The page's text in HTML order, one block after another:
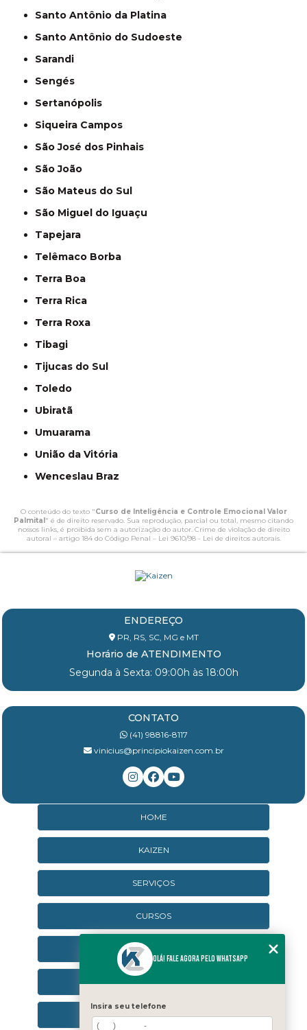
Santo Antônio da Platina
Santo Antônio do Sudoeste
Sarandi
Sengés
Sertanópolis
Siqueira Campos
São José dos Pinhais
São João
São Mateus do Sul
São Miguel do Iguaçu
Tapejara
Telêmaco Borba
Terra Boa
Terra Rica
Terra Roxa
Tibagi
Tijucas do Sul
Toledo
Ubiratã
Umuarama
União da Vitória
Wenceslau Braz
O conteúdo do texto "Curso de Inteligência e Controle Emocional Valor
Palmital" é de direito reservado. Sua reprodução, parcial ou total, mesmo citando
nossos links, é proibida sem a autorização do autor. Crime de violação de direito
autoral – artigo 184 do Código Penal – Lei 9610/98 - Lei de direitos autorais.
ENDEREÇO
PR, RS, SC, MG e MT
Horário de ATENDIMENTO
Segunda à Sexta: 09:00h às 18:00h
CONTATO
(41) 98816-8117
vinicius@principiokaizen.com.br
HOME
KAIZEN
SERVIÇOS
CURSOS
CURSOS ONLINE
CONTATO
Olá! Fale agora pelo WhatsApp
Insira seu telefone